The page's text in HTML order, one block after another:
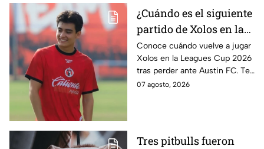
¿Cuándo es el siguiente
partido de Xolos en la
Leagues Cup 2026 tras
caer ante Austin FC?
Conoce cuándo vuelve a jugar
Xolos en la Leagues Cup 2026
tras perder ante Austin FC. Te
contamos la fecha de su
07 agosto, 2026
Tres pitbulls fueron